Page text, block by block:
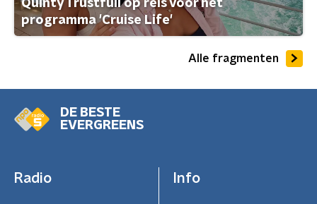
Quinty Trustfull op reis voor het
programma 'Cruise Life'
Alle fragmenten
DE BESTE
EVERGREENS
Radio Info